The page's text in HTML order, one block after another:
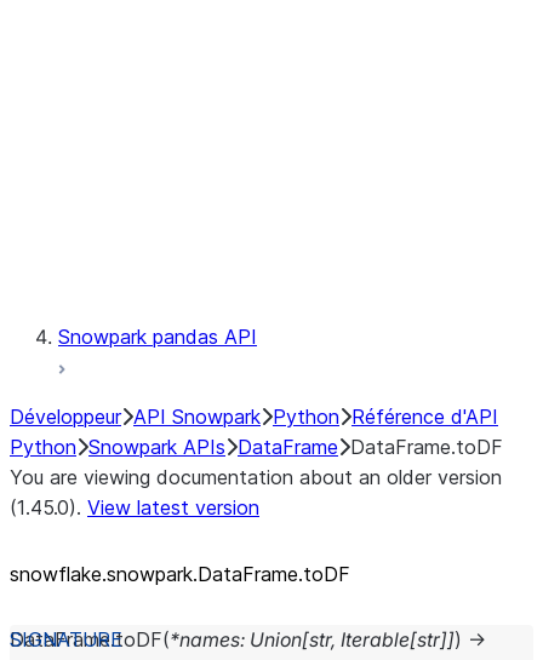
Snowpark pandas API
Développeur API Snowpark Python Référence d'API
Python Snowpark APIs DataFrame DataFrame.toDF
You are viewing documentation about an older version
(1.45.0). View latest version
snowflake.snowpark.DataFrame.toDF
DataFrame.toDF(*names: Union[str, Iterable[str]]) →